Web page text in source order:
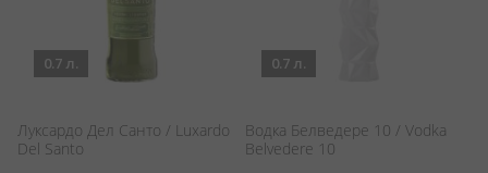
0.7 л.
Луксардо Дел Санто / Luxardo
Del Santo
0.7 л.
Водка Белведере 10 / Vodka
Belvedere 10